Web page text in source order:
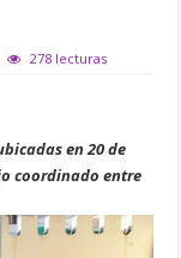
278 lecturas
en 20 de
coordinado entre